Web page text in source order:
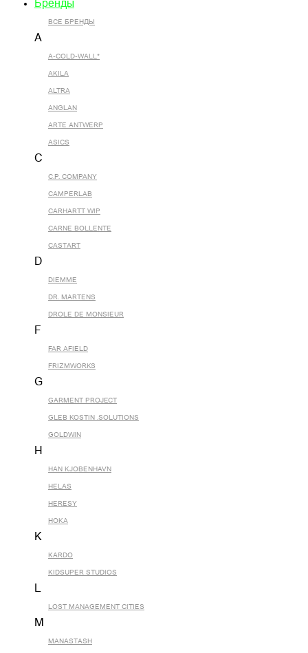
Бренды
ВСЕ БРЕНДЫ
A
A-COLD-WALL*
AKILA
ALTRA
ANGLAN
ARTE ANTWERP
ASICS
C
C.P. COMPANY
CAMPERLAB
CARHARTT WIP
CARNE BOLLENTE
CASTART
D
DIEMME
DR. MARTENS
DROLE DE MONSIEUR
F
FAR AFIELD
FRIZMWORKS
G
GARMENT PROJECT
GLEB KOSTIN .SOLUTIONS
GOLDWIN
H
HAN KJOBENHAVN
HELAS
HERESY
HOKA
K
KARDO
KIDSUPER STUDIOS
L
LOST MANAGEMENT CITIES
M
MANASTASH